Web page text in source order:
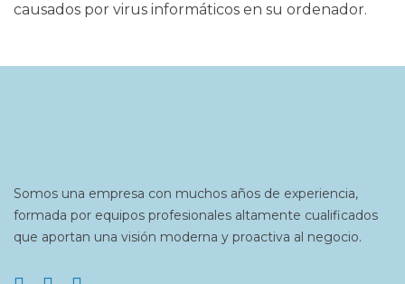
causados por virus informáticos en su ordenador.
Somos una empresa con muchos años de experiencia,
formada por equipos profesionales altamente cualificados
que aportan una visión moderna y proactiva al negocio.